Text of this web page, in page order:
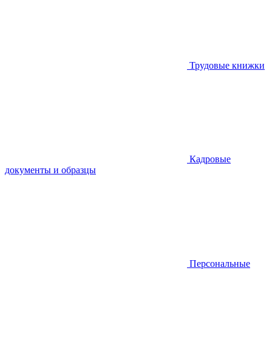
Трудовые книжки
Кадровые
документы и образцы
Персональные